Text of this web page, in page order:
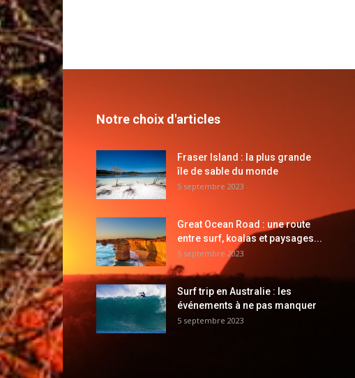
Notre choix d'articles
Fraser Island : la plus grande
île de sable du monde
5 septembre 2023
Great Ocean Road : une route
entre surf, koalas et paysages...
5 septembre 2023
Surf trip en Australie : les
événements à ne pas manquer
5 septembre 2023